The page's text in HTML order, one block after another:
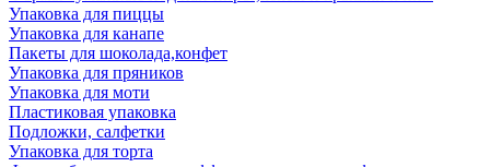
Упаковка для пиццы
Упаковка для канапе
Пакеты для шоколада,конфет
Упаковка для пряников
Упаковка для моти
Пластиковая упаковка
Подложки, салфетки
Упаковка для торта